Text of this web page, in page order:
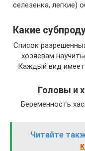
селезенка, легкие)
Какие
Список
хозяевам
Каждый вид имеет
Головы и
Беременность
Читайте